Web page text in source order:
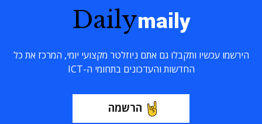
Dailymaily
הירשמו עכשיו ותקבלו גם אתם ניוזלטר מקצועי יומי, המרכז את כל
החדשות והעדכונים בתחומי ה-ICT
הרשמה